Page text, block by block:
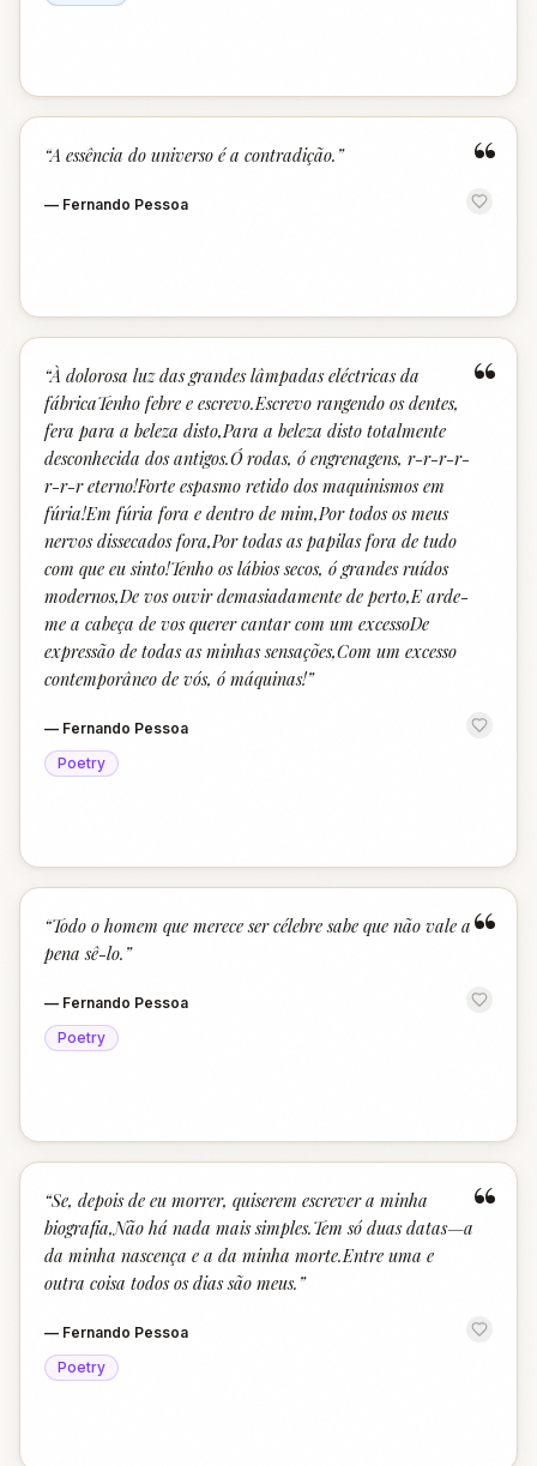
“
“A essência do universo é a contradição. ”
— Fernando Pessoa
“
“À dolorosa luz das grandes lâmpadas eléctricas da
fábricaTenho febre e escrevo.Escrevo rangendo os dentes,
fera para a beleza disto,Para a beleza disto totalmente
desconhecida dos antigos.Ó rodas, ó engrenagens, r-r-r-r-
r-r-r eterno!Forte espasmo retido dos maquinismos em
fúria!Em fúria fora e dentro de mim,Por todos os meus
nervos dissecados fora,Por todas as papilas fora de tudo
com que eu sinto!Tenho os lábios secos, ó grandes ruídos
modernos,De vos ouvir demasiadamente de perto,E arde-
me a cabeça de vos querer cantar com um excessoDe
expressão de todas as minhas sensações,Com um excesso
contemporâneo de vós, ó máquinas!”
— Fernando Pessoa
Poetry
“
“Todo o homem que merece ser célebre sabe que não vale a
pena sê-lo. ”
— Fernando Pessoa
Poetry
“
“Se, depois de eu morrer, quiserem escrever a minha
biografia,Não há nada mais simples.Tem só duas datas—a
da minha nascença e a da minha morte.Entre uma e
outra coisa todos os dias são meus. ”
— Fernando Pessoa
Poetry